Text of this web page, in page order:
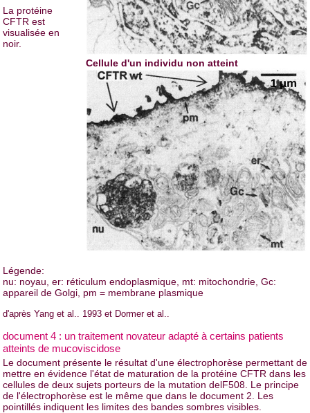
Cellule d'un individu non atteint
La protéine
CFTR est
visualisée en
noir.
Légende:
nu: noyau, er: réticulum endoplasmique, mt: mitochondrie, Gc:
appareil de Golgi, pm = membrane plasmique
d'après Yang et al.. 1993 et Dormer et al..
document 4 : un traitement novateur adapté à certains patients
atteints de mucoviscidose
Le document présente le résultat d'une électrophorèse permettant de
mettre en évidence l'état de maturation de la protéine CFTR dans les
cellules de deux sujets porteurs de la mutation delF508. Le principe
de l'électrophorèse est le même que dans le document 2. Les
pointillés indiquent les limites des bandes sombres visibles.